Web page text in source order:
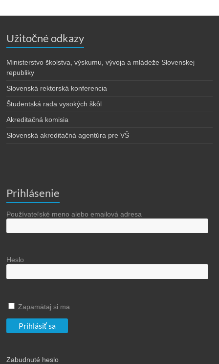
Užitočné odkazy
Ministerstvo školstva, výskumu, vývoja a mládeže Slovenskej
republiky
Slovenská rektorská konferencia
Študentská rada vysokých škôl
Akreditačná komisia
Slovenská akreditačná agentúra pre VŠ
Prihlásenie
Používateľské meno alebo emailová adresa
Heslo
Zapamätaj si ma
Zabudnuté heslo